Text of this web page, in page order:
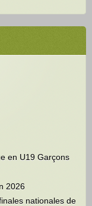
en U19 Garçons
2026
nationales de